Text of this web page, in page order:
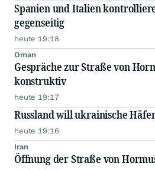
Spanien und Italien
gegenseitig
heute 19:18
Oman
Gespräche zur Straße von
konstruktiv
heute 19:17
Russland will ukrainische
heute 19:16
Iran
Öffnung der Straße von